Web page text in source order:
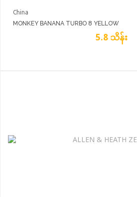
China
MONKEY BANANA TURBO 8 YELLOW
5.8 သိန်း